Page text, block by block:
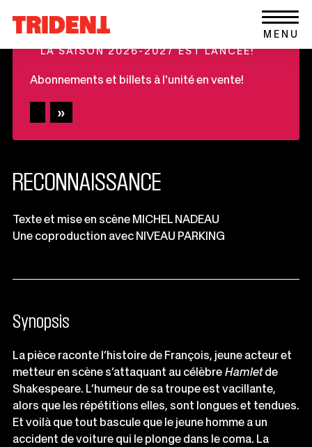
la
page
MENU
+
LA SAISON 2026-2027 EST LANCÉE!
Abonnements et billets à l'unité en vente!
RECONNAISSANCE
Informations
importantes
Texte et mise en scène MICHEL NADEAU
Une coproduction avec NIVEAU PARKING
Synopsis
La pièce raconte l’histoire de François, jeune acteur et
metteur en scène s’attaquant au célèbre Hamletde
Shakespeare. L’humeur de sa troupe est vacillante,
alors que les répétitions elles, sont longues et tendues.
Et voilà que tout bascule que le jeune homme a un
accident de voiture qui le plonge dans le coma. La